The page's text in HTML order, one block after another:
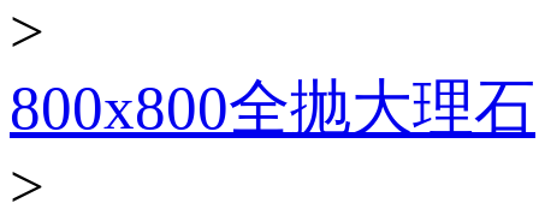
>
800x800全抛大理石
>